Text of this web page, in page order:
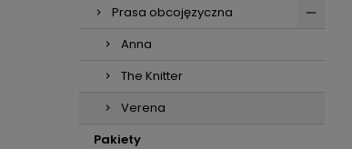
Prasa obcojęzyczna
Anna
The Knitter
Verena
Pakiety